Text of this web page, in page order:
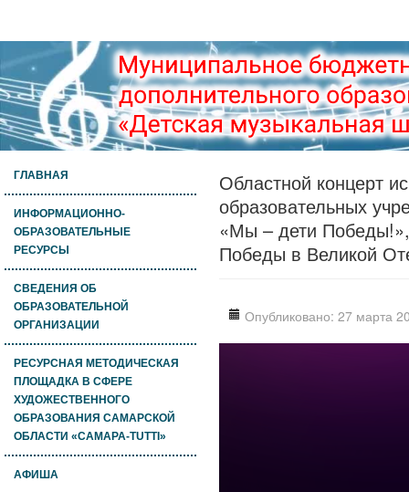
ГЛАВНАЯ
ИНФОРМАЦИОННО-
ОБРАЗОВАТЕЛЬНЫЕ
РЕСУРСЫ
СВЕДЕНИЯ ОБ
ОБРАЗОВАТЕЛЬНОЙ
ОРГАНИЗАЦИИ
РЕСУРСНАЯ МЕТОДИЧЕСКАЯ
ПЛОЩАДКА В СФЕРЕ
ХУДОЖЕСТВЕННОГО
ОБРАЗОВАНИЯ САМАРСКОЙ
ОБЛАСТИ «САМАРА-TUTTI»
АФИША
Областной концерт
образовательных
«Мы – дети
Победы в Великой
Опубликовано: 27 марта